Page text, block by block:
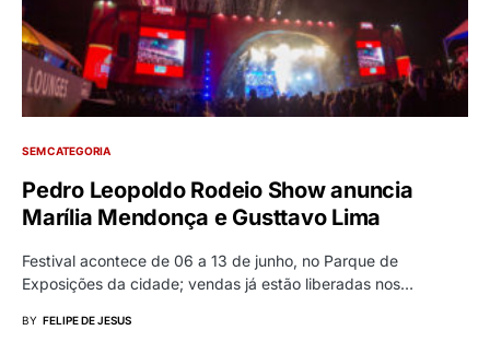
SEM CATEGORIA
Pedro Leopoldo Rodeio Show anuncia
Marília Mendonça e Gusttavo Lima
Festival acontece de 06 a 13 de junho, no Parque de
Exposições da cidade; vendas já estão liberadas nos…
BY FELIPE DE JESUS